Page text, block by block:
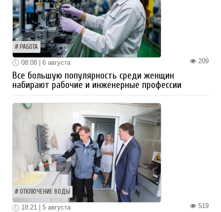
РАБОТА
209
08:08 | 6 августа
Все большую популярность среди женщин
набирают рабочие и инженерные профессии
ОТКЛЮЧЕНИЕ ВОДЫ
519
18:21 | 5 августа